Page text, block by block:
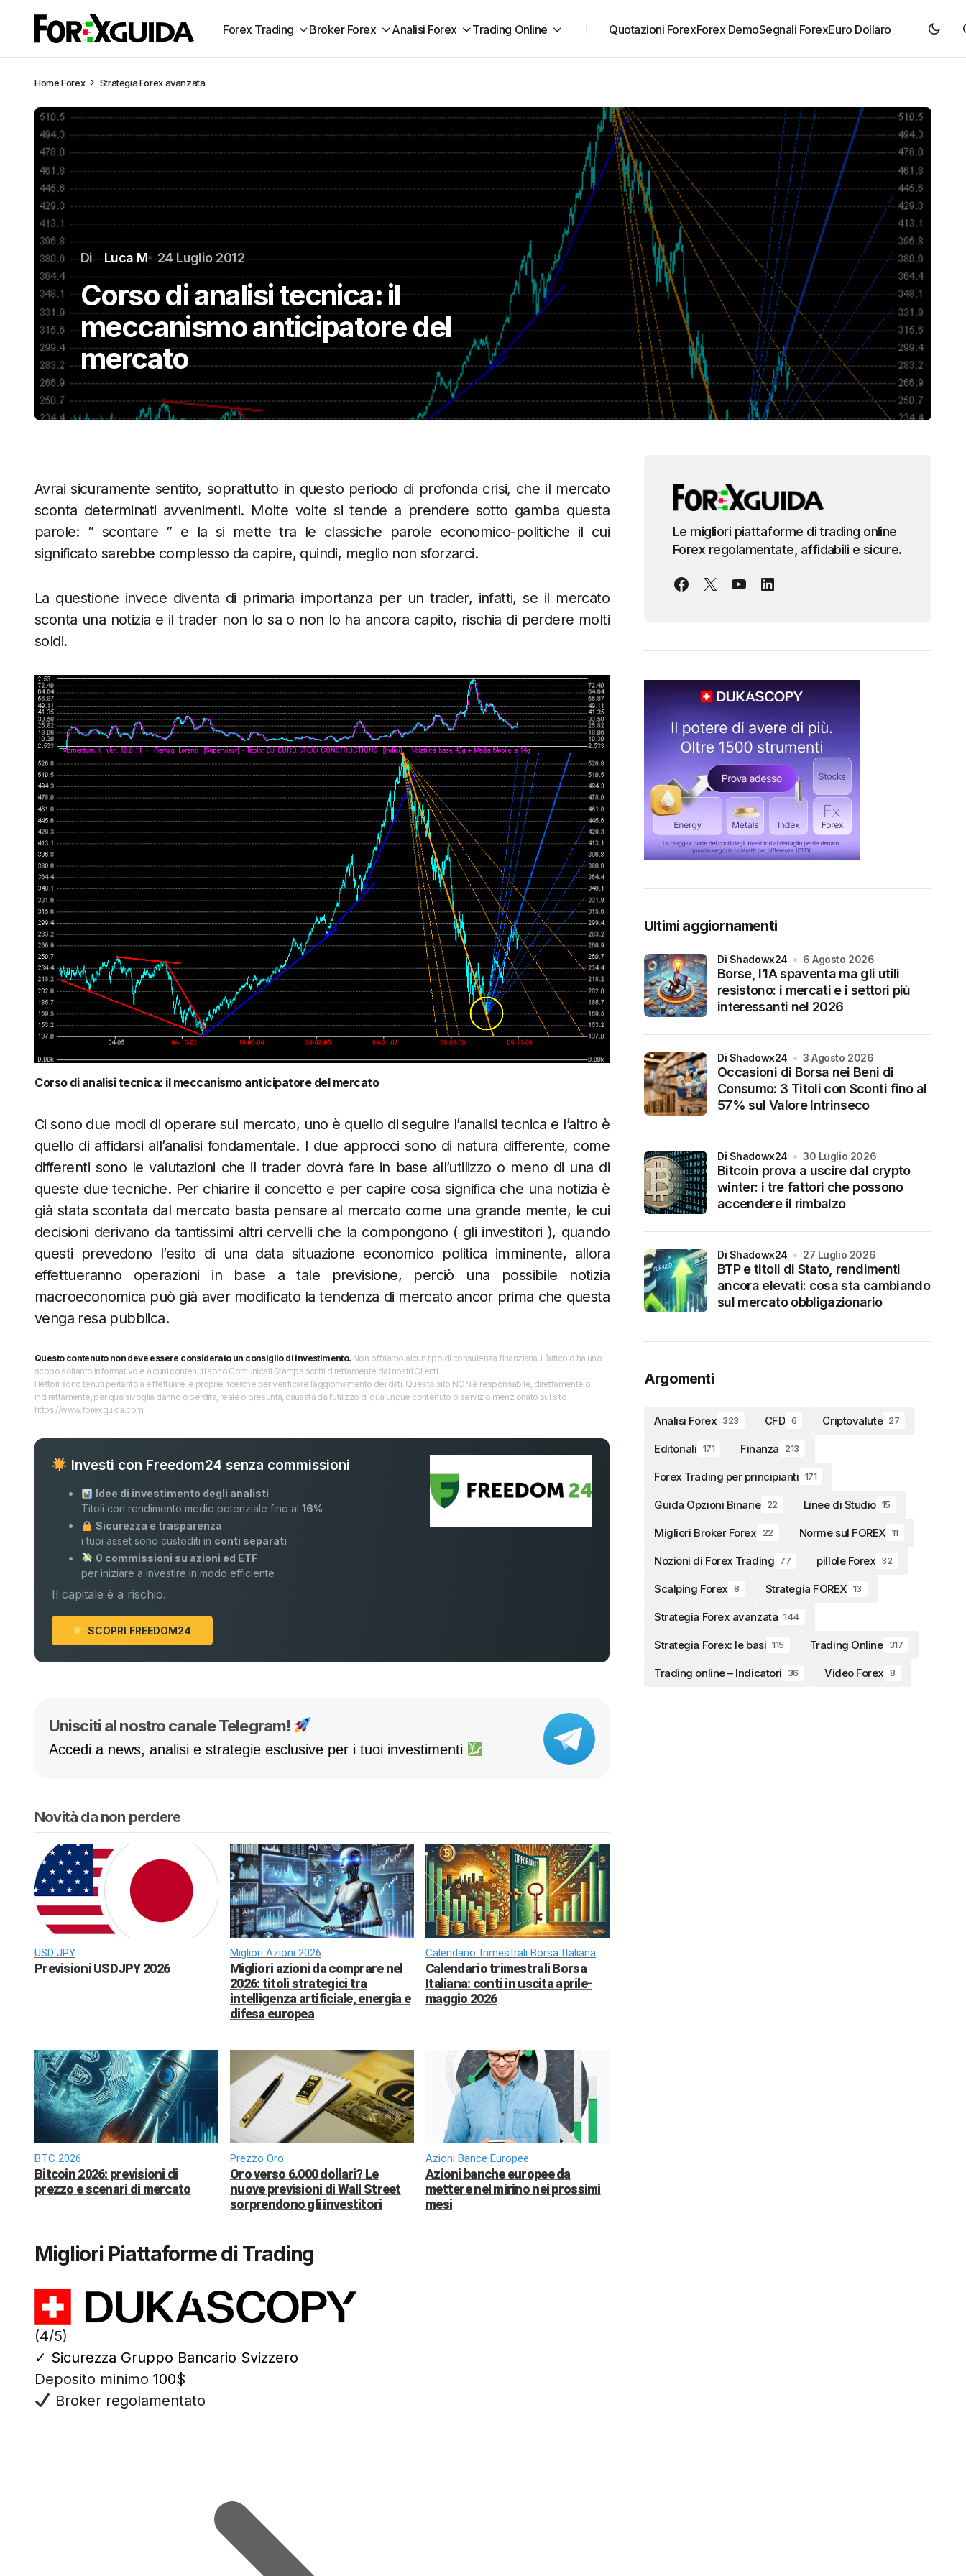
Forex Trading Broker Forex Analisi Forex Trading Online Quotazioni ForexForex DemoSegnali ForexEuro Dollaro
HomeForex Strategia Forex avanzata
Di Luca M 24 Luglio 2012
Corso di analisi tecnica: il
meccanismo anticipatore del
mercato
Avrai sicuramente sentito, soprattutto in questo periodo di profonda crisi, che il mercato
sconta determinati avvenimenti. Molte volte si tende a prendere sotto gamba questa
parole: ” scontare ” e la si mette tra le classiche parole economico-politiche il cui
significato sarebbe complesso da capire, quindi, meglio non sforzarci.
La questione invece diventa di primaria importanza per un trader, infatti, se il mercato
sconta una notizia e il trader non lo sa o non lo ha ancora capito, rischia di perdere molti
soldi.
Corso di analisi tecnica: il meccanismo anticipatore del mercato
Ci sono due modi di operare sul mercato, uno è quello di seguire l’analisi tecnica e l’altro è
quello di affidarsi all’analisi fondamentale. I due approcci sono di natura differente, come
differenti sono le valutazioni che il trader dovrà fare in base all’utilizzo o meno di una di
queste due tecniche. Per chiarire il concetto e per capire cosa significa che una notizia è
già stata scontata dal mercato basta pensare al mercato come una grande mente, le cui
decisioni derivano da tantissimi altri cervelli che la compongono ( gli investitori ), quando
questi prevedono l’esito di una data situazione economico politica imminente, allora
effettueranno operazioni in base a tale previsione, perciò una possibile notizia
macroeconomica può già aver modificato la tendenza di mercato ancor prima che questa
venga resa pubblica.
Questo contenuto non deve essere considerato un consiglio di investimento. Non offriamo alcun tipo di consulenza finanziaria. L’articolo ha uno
scopo soltanto informativo e alcuni contenuti sono Comunicati Stampa scritti direttamente dai nostri Clienti.
I lettori sono tenuti pertanto a effettuare le proprie ricerche per verificare l’aggiornamento dei dati. Questo sito NON è responsabile, direttamente o
indirettamente, per qualsivoglia danno o perdita, reale o presunta, causata dall'utilizzo di qualunque contenuto o servizio menzionato sul sito
https://www.forexguida.com.
Investi con Freedom24 senza commissioni
Idee di investimento degli analisti
Titoli con rendimento medio potenziale fino al16%
Sicurezza e trasparenza
i tuoi asset sono custoditi in conti separati
0 commissioni su azioni ed ETF
per iniziare a investire in modo efficiente
Il capitale è a rischio.
SCOPRI FREEDOM24
Unisciti al nostro canale Telegram!
Accedi a news, analisi e strategie esclusive per i tuoi investimenti
Novità da non perdere
USD JPY
Previsioni USDJPY 2026
Migliori Azioni 2026
Migliori azioni da comprare nel
2026: titoli strategici tra
intelligenza artificiale, energia e
difesa europea
Calendario trimestrali Borsa Italiana
Calendario trimestrali Borsa
Italiana: conti in uscita aprile-
maggio 2026
BTC 2026
Bitcoin 2026: previsioni di
prezzo e scenari di mercato
Prezzo Oro
Oro verso 6.000 dollari? Le
nuove previsioni di Wall Street
sorprendono gli investitori
Azioni Bance Europee
Azioni banche europee da
mettere nel mirino nei prossimi
mesi
Migliori Piattaforme di Trading
(4/5)
✓ Sicurezza Gruppo Bancario Svizzero
Deposito minimo 100$
Broker regolamentato
Le migliori piattaforme di trading online
Forex regolamentate, affidabili e sicure.
Ultimi aggiornamenti
Borse, l’IA spaventa ma gli utili
resistono: i mercati e i settori più
interessanti nel 2026
di Shadowx24 6 Agosto 2026
Occasioni di Borsa nei Beni di
Consumo: 3 Titoli con Sconti fino al
57% sul Valore Intrinseco
di Shadowx24 3 Agosto 2026
Bitcoin prova a uscire dal crypto
winter: i tre fattori che possono
accendere il rimbalzo
di Shadowx24 30 Luglio 2026
BTP e titoli di Stato, rendimenti
ancora elevati: cosa sta cambiando
sul mercato obbligazionario
di Shadowx24 27 Luglio 2026
Argomenti
Analisi Forex 323 CFD 6 Criptovalute 27
Editoriali 171 Finanza 213
Forex Trading per principianti 171
Guida Opzioni Binarie 22 Linee di Studio 15
Migliori Broker Forex 22 Norme sul FOREX 11
Nozioni di Forex Trading 77 pillole Forex 32
Scalping Forex 8 Strategia FOREX 13
Strategia Forex avanzata 144
Strategia Forex: le basi 115 Trading Online 317
Trading online – Indicatori 36 Video Forex 8